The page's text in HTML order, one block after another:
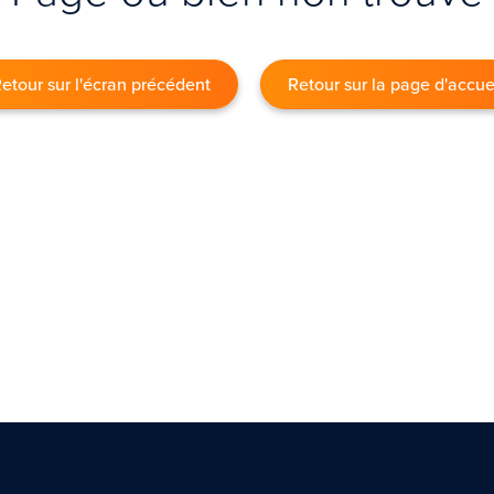
sur l'écran précédent Retour sur la page